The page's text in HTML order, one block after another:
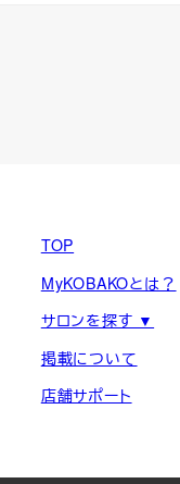
TOP
MyKOBAKOとは？
サロンを探す ▼
掲載について
店舗サポート